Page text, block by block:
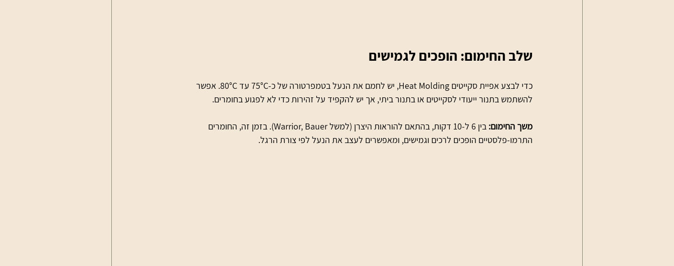
שלב החימום: הופכים לגמישים
כדי לבצע אפיית סקייטים Heat Molding, יש לחמם את הנעל בטמפרטורה של כ-75°C עד 80°C. אפשר
להשתמש בתנור ייעודי לסקייטים או בתנור ביתי, אך יש להקפיד על זהירות כדי לא לפגוע בחומרים.
משך החימום:
בין 6 ל-10 דקות, בהתאם להוראות היצרן (למשל Warrior, Bauer). בזמן זה, החומרים
התרמו-פלסטיים הופכים לרכים וגמישים, ומאפשרים לעצב את הנעל לפי צורת הרגל.